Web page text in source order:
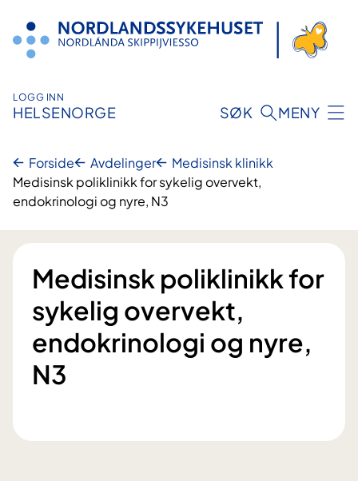
innhold
LOGG INN
HELSENORGE SØK MENY
Forside Avdelinger
Medisinsk klinikk
Medisinsk poliklinikk for sykelig overvekt,
endokrinologi og nyre, N3
Medisinsk poliklinikk for
sykelig overvekt,
endokrinologi og nyre,
N3